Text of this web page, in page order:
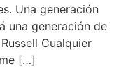
Una generación
una generación de
Cualquier
[…]